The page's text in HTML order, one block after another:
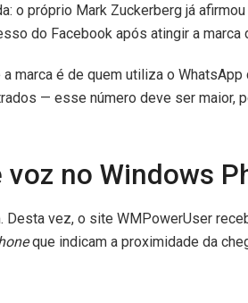
o próprio Mark Zuckerberg já
do Facebook após atingir a marca
marca é de quem utiliza o
— esse número deve ser maior,
voz no Windows
Desta vez, o site WMPowerUser
que indicam a proximidade da